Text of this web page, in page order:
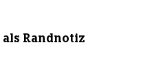
Randnotiz